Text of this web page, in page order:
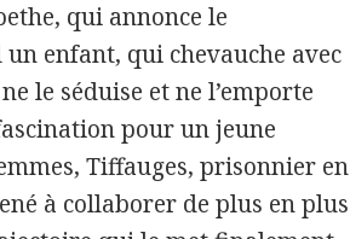
qui annonce le
enfant, qui chevauche avec
le séduise et ne l’emporte
pour un jeune
Tiffauges, prisonnier en
à collaborer de plus en plus